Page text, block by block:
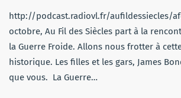
http://podcast.radiovl.fr/aufildessiecles/
octobre, Au Fil des Siècles part à la
la Guerre Froide. Allons nous frotter à
historique. Les filles et les gars, James
que vous. La Guerre…